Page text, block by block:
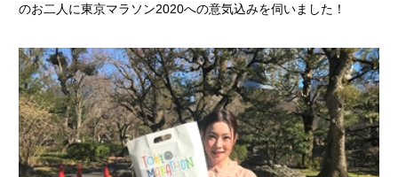
のお二人に東京マラソン2020への意気込みを伺いました！